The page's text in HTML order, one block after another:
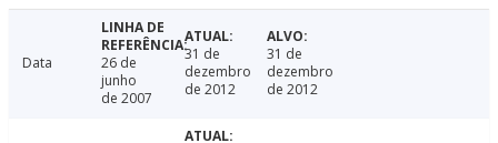
Data
26 de
junho
de 2007
31 de
dezembro
de 2012
31 de
dezembro
de 2012